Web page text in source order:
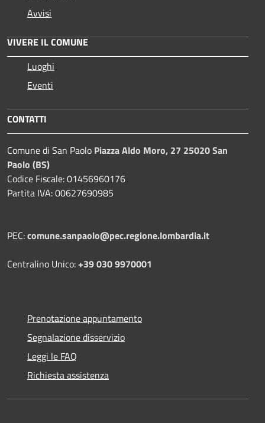
Avvisi
VIVERE IL COMUNE
Luoghi
Eventi
CONTATTI
Comune di San Paolo Piazza Aldo Moro, 27 25020 San
Paolo (BS)
Codice Fiscale: 01456960176
Partita IVA: 00627690985
PEC:comune.sanpaolo@pec.regione.lombardia.it
Centralino Unico:+39 030 9970001
Prenotazione appuntamento
Segnalazione disservizio
Leggi le FAQ
Richiesta assistenza